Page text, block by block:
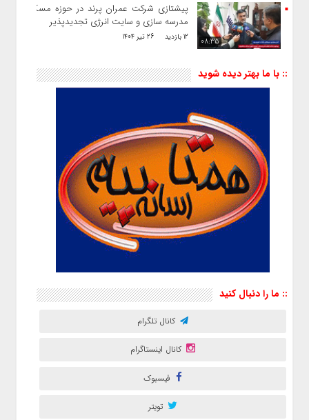
08:35
پیشتازی شرکت عمران پرند در حوزه مسکن ،
مدرسه سازی و سایت انرژی تجدیدپذیر
12 بازدید 26 تیر 1404
:: با ما بهتر دیده شوید
:: ما را دنبال کنید
کانال تلگرام
کانال اینستاگرام
فیسبوک
تویتر